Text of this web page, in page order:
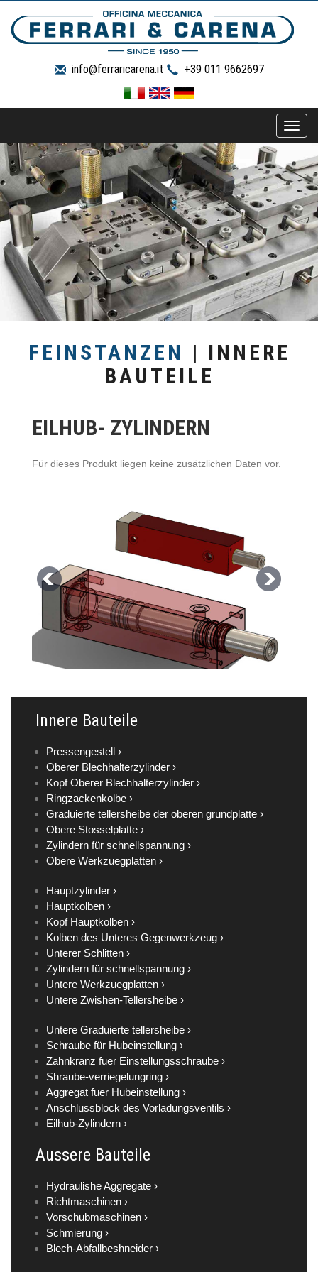
info@ferraricarena.it +39 011 9662697
Toggle
FEINSTANZEN | INNERE
BAUTEILE
EILHUB- ZYLINDERN
Für dieses Produkt liegen keine zusätzlichen Daten vor.
Innere Bauteile
Pressengestell ›
Oberer Blechhalterzylinder ›
Kopf Oberer Blechhalterzylinder ›
Ringzackenkolbe ›
Graduierte tellersheibe der oberen grundplatte ›
Obere Stosselplatte ›
Zylindern für schnellspannung ›
Obere Werkzuegplatten ›
Hauptzylinder ›
Hauptkolben ›
Kopf Hauptkolben ›
Kolben des Unteres Gegenwerkzeug ›
Unterer Schlitten ›
Zylindern für schnellspannung ›
Untere Werkzuegplatten ›
Untere Zwishen-Tellersheibe ›
Untere Graduierte tellersheibe ›
Schraube für Hubeinstellung ›
Zahnkranz fuer Einstellungsschraube ›
Shraube-verriegelungring ›
Aggregat fuer Hubeinstellung ›
Anschlussblock des Vorladungsventils ›
Eilhub-Zylindern ›
Aussere Bauteile
Hydraulishe Aggregate ›
Richtmaschinen ›
Vorschubmaschinen ›
Schmierung ›
Blech-Abfallbeshneider ›